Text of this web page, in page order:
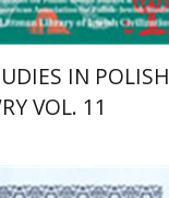
IN POLISH
VOL. 11